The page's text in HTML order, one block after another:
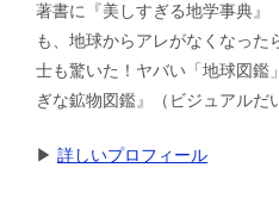
著書に『美しすぎる地学事典』
も、地球からアレがなくなった
士も驚いた！ヤバい「地球図鑑
ぎな鉱物図鑑』（ビジュアルだ
▶︎ 詳しいプロフィール